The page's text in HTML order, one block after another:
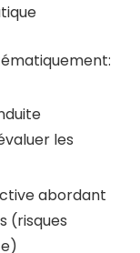
les
abordant
(risques